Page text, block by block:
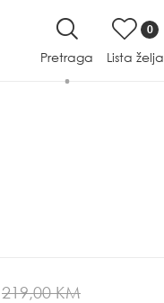
Pretraga
0
Lista želja
219,00 KM